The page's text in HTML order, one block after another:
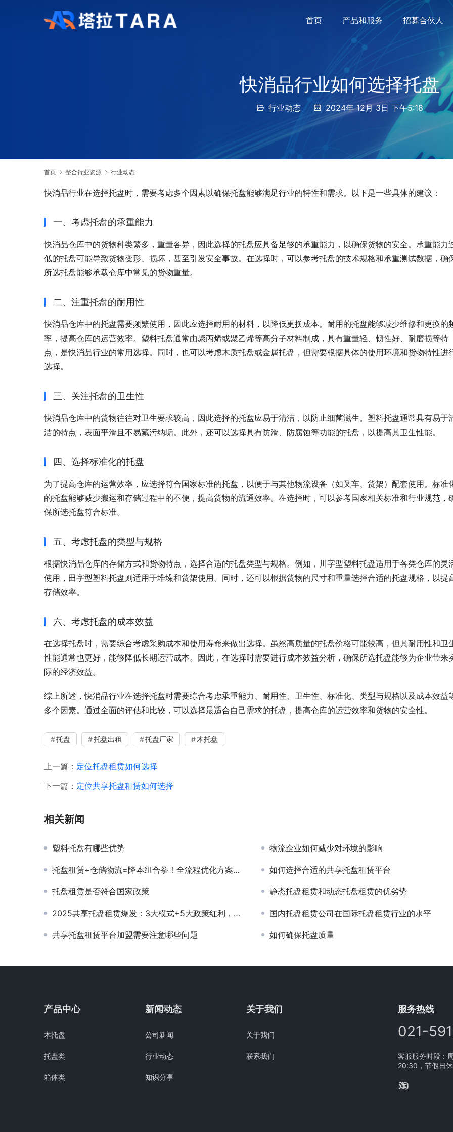
首页 产品和服务 招募合伙人
快消品行业如何选择托盘
行业动态 2024年 12月 3日 下午5:18
首页 整合行业资源 行业动态
快消品行业在选择托盘时，需要考虑多个因素以确保托盘能够满足行业的特性和需求。以下是一些具体的建议：
一、考虑托盘的承重能力
快消品仓库中的货物种类繁多，重量各异，因此选择的托盘应具备足够的承重能力，以确保货物的安全。承重能力
低的托盘可能导致货物变形、损坏，甚至引发安全事故。在选择时，可以参考托盘的技术规格和承重测试数据，确
所选托盘能够承载仓库中常见的货物重量。
二、注重托盘的耐用性
快消品仓库中的托盘需要频繁使用，因此应选择耐用的材料，以降低更换成本。耐用的托盘能够减少维修和更换的
率，提高仓库的运营效率。塑料托盘通常由聚丙烯或聚乙烯等高分子材料制成，具有重量轻、韧性好、耐磨损等特
点，是快消品行业的常用选择。同时，也可以考虑木质托盘或金属托盘，但需要根据具体的使用环境和货物特性进
选择。
三、关注托盘的卫生性
快消品仓库中的货物往往对卫生要求较高，因此选择的托盘应易于清洁，以防止细菌滋生。塑料托盘通常具有易于
洁的特点，表面平滑且不易藏污纳垢。此外，还可以选择具有防滑、防腐蚀等功能的托盘，以提高其卫生性能。
四、选择标准化的托盘
为了提高仓库的运营效率，应选择符合国家标准的托盘，以便于与其他物流设备（如叉车、货架）配套使用。标准
的托盘能够减少搬运和存储过程中的不便，提高货物的流通效率。在选择时，可以参考国家相关标准和行业规范，
保所选托盘符合标准。
五、考虑托盘的类型与规格
根据快消品仓库的存储方式和货物特点，选择合适的托盘类型与规格。例如，川字型塑料托盘适用于各类仓库的灵
使用，田字型塑料托盘则适用于堆垛和货架使用。同时，还可以根据货物的尺寸和重量选择合适的托盘规格，以提
存储效率。
六、考虑托盘的成本效益
在选择托盘时，需要综合考虑采购成本和使用寿命来做出选择。虽然高质量的托盘价格可能较高，但其耐用性和卫
性能通常也更好，能够降低长期运营成本。因此，在选择时需要进行成本效益分析，确保所选托盘能够为企业带来
际的经济效益。
综上所述，快消品行业在选择托盘时需要综合考虑承重能力、耐用性、卫生性、标准化、类型与规格以及成本效益
多个因素。通过全面的评估和比较，可以选择最适合自己需求的托盘，提高仓库的运营效率和货物的安全性。
托盘 托盘出租 托盘厂家 木托盘
上一篇： 定位托盘租赁如何选择
下一篇： 定位共享托盘租赁如何选择
相关新闻
塑料托盘有哪些优势 物流企业如何减少对环境的影响
托盘租赁+仓储物流=降本组合拳！全流程优化方案揭秘 如何选择合适的共享托盘租赁平台
托盘租赁是否符合国家政策 静态托盘租赁和动态托盘租赁的优劣势
2025共享托盘租赁爆发：3大模式+5大政策红利，企业降本必看 国内托盘租赁公司在国际托盘租赁行业的水平
共享托盘租赁平台加盟需要注意哪些问题 如何确保托盘质量
产品中心
木托盘
托盘类
箱体类
新闻动态
公司新闻
行业动态
知识分享
关于我们
关于我们
联系我们
服务热线
021-
客服服务时段：
20:30，节假日